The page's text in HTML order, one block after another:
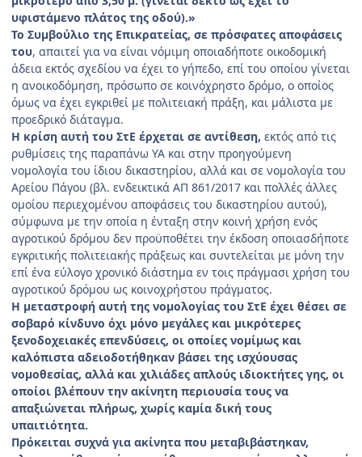
υφιστάμενο πλάτος της οδού).»
Το Συμβούλιο της Επικρατείας, σε πρόσφατες αποφάσεις
του, απαιτεί για να είναι νόμιμη οποιαδήποτε οικοδομική
άδεια εκτός σχεδίου να έχει το γήπεδο, επί του οποίου γίνεται
η ανοικοδόμηση, πρόσωπο σε κοινόχρηστο δρόμο, ο οποίος
όμως να έχει εγκριθεί με πολιτειακή πράξη, και μάλιστα με
προεδρικό διάταγμα.
Η κρίση αυτή του ΣτΕ έρχεται σε αντίθεση, εκτός από τις
ρυθμίσεις της παραπάνω ΥΑ και στην προηγούμενη
νομολογία του ίδιου δικαστηρίου, αλλά και σε νομολογία του
Αρείου Πάγου (βλ. ενδεικτικά ΑΠ 861/2017 και πολλές άλλες
ομοίου περιεχομένου αποφάσεις του δικαστηρίου αυτού),
σύμφωνα με την οποία η ένταξη στην κοινή χρήση ενός
αγροτικού δρόμου δεν προϋποθέτει την έκδοση οποιασδήποτε
εγκριτικής πολιτειακής πράξεως και συντελείται με μόνη την
επί ένα εύλογο χρονικό διάστημα εν τοις πράγμασι χρήση του
αγροτικού δρόμου ως κοινοχρήστου πράγματος.
Η μεταστροφή αυτή της νομολογίας του ΣτΕ έχει θέσει σε
σοβαρό κίνδυνο όχι μόνο μεγάλες και μικρότερες
ξενοδοχειακές επενδύσεις, οι οποίες νομίμως και
καλόπιστα αδειοδοτήθηκαν βάσει της ισχύουσας
νομοθεσίας, αλλά και χιλιάδες απλούς ιδιοκτήτες γης, οι
οποίοι βλέπουν την ακίνητη περιουσία τους να
απαξιώνεται πλήρως, χωρίς καμία δική τους
υπαιτιότητα.
Πρόκειται συχνά για ακίνητα που μεταβιβάστηκαν,